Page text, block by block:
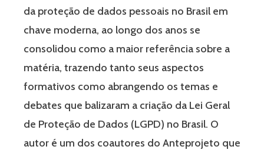
da proteção de dados pessoais no Brasil em
chave moderna, ao longo dos anos se
consolidou como a maior referência sobre a
matéria, trazendo tanto seus aspectos
formativos como abrangendo os temas e
debates que balizaram a criação da Lei Geral
de Proteção de Dados (LGPD) no Brasil. O
autor é um dos coautores do Anteprojeto que